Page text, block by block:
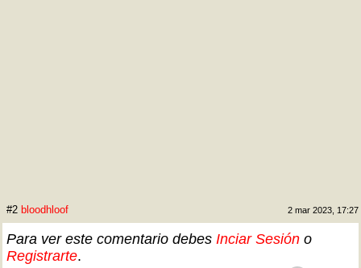
#2 bloodhloof 2 mar 2023, 17:27
Para ver este comentario debes Inciar Sesión o
Registrarte.